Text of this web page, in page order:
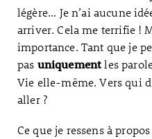
légère... Je n’ai aucune
arriver. Cela me terrifie !
importance. Tant que je
pas uniquement les
Vie elle-même. Vers qui
aller ?
Ce que je ressens à